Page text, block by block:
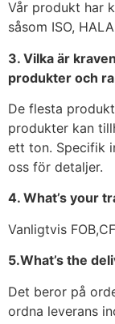
Vår produkt har
såsom ISO,
3. Vilka är
produkter och
De flesta
produkter kan
ett ton. Specifik
oss för detaljer.
4. What’s your
Vanligtvis
5.What’s the
Det beror på
ordna leverans